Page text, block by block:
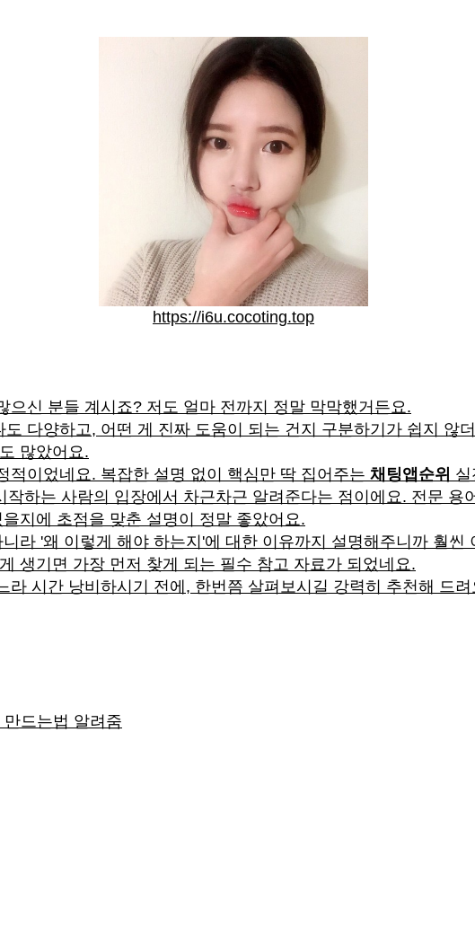
https://i6u.cocoting.top
으신 분들 계시죠? 저도 얼마 전까지 정말 막막했거든요.
다양하고, 어떤 게 진짜 도움이 되는 건지 구분하기가 쉽지 않
많았어요.
적이었네요. 복잡한 설명 없이 핵심만 딱 집어주는 채팅앱순위
하는 사람의 입장에서 차근차근 알려준다는 점이에요. 전문 용
지에 초점을 맞춘 설명이 정말 좋았어요.
라 '왜 이렇게 해야 하는지'에 대한 이유까지 설명해주니까 훨씬
생기면 가장 먼저 찾게 되는 필수 참고 자료가 되었네요.
라 시간 낭비하시기 전에, 한번쯤 살펴보시길 강력히 추천해 드
드는법 알려줌